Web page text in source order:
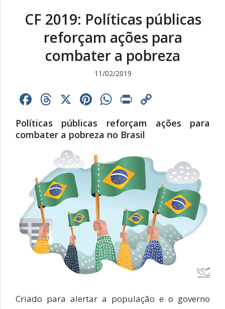
CF 2019: Políticas públicas
reforçam ações para
combater a pobreza
11/02/2019
Facebook
Threads
X Pinterest
WhatsApp
Print
Link
Políticas públicas reforçam ações para
combater a pobreza no Brasil
Criado para alertar a população e o governo